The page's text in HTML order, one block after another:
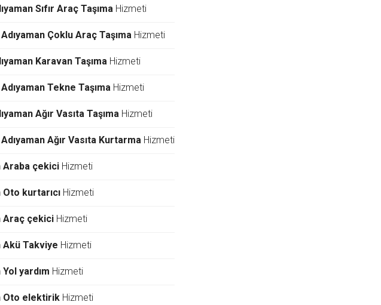
Sıfır Araç Taşıma Hizmeti
Adıyaman Çoklu Araç Taşıma Hizmeti
Karavan Taşıma Hizmeti
Adıyaman Tekne Taşıma Hizmeti
Ağır Vasıta Taşıma Hizmeti
Adıyaman Ağır Vasıta Kurtarma Hizmeti
Araba çekici Hizmeti
Oto kurtarıcı Hizmeti
Araç çekici Hizmeti
Akü Takviye Hizmeti
Yol yardım Hizmeti
Oto elektirik Hizmeti